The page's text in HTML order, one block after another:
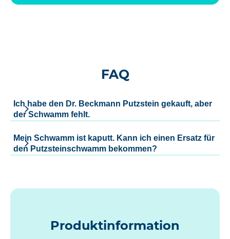
FAQ
Ich habe den Dr. Beckmann Putzstein gekauft, aber
der Schwamm fehlt.
Mein Schwamm ist kaputt. Kann ich einen Ersatz für
den Putzsteinschwamm bekommen?
Produktinformation